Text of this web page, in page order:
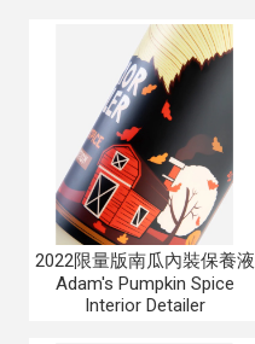
2022限量版南瓜內裝保養液
Adam's Pumpkin Spice
Interior Detailer